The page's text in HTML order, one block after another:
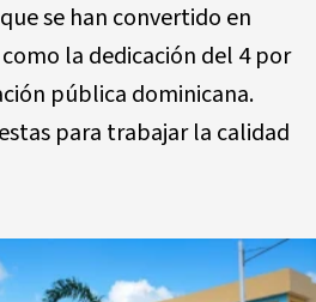
se han convertido en
la dedicación del 4 por
pública dominicana.
para trabajar la calidad